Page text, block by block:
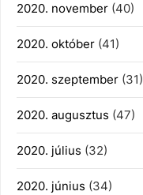
2020. november (40)
2020. október (41)
2020. szeptember (31)
2020. augusztus (47)
2020. július (32)
2020. június (34)